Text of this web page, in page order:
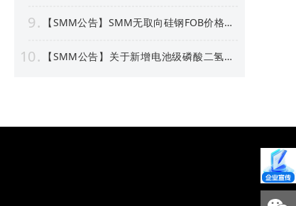
9
【SMM公告】SMM无取向硅钢FOB价格点
10
【SMM公告】关于新增电池级磷酸二氢锂